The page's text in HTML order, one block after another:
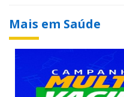
Mais em Saúde